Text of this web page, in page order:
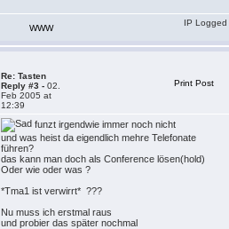
WWW
IP Logged
Re: Tasten
Reply #3 - 02.
Feb 2005 at
12:39
Print Post
funzt irgendwie immer noch nicht
und was heist da eigendlich mehre Telefonate
führen?
das kann man doch als Conference lösen(hold)
Oder wie oder was ?
*Tma1 ist verwirrt* ???
Nu muss ich erstmal raus
und probier das später nochmal